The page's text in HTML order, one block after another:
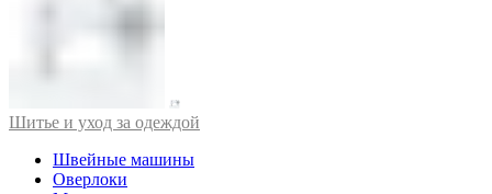
Шитье и уход за одеждой
Швейные машины
Оверлоки